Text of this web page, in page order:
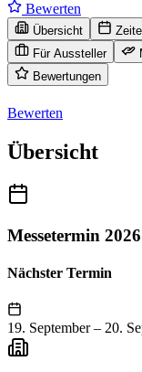
Bewerten
Übersicht
Für Aussteller
Bewertungen
Bewerten
Übersicht
Messetermin 2026
Nächster Termin
19. September – 20.